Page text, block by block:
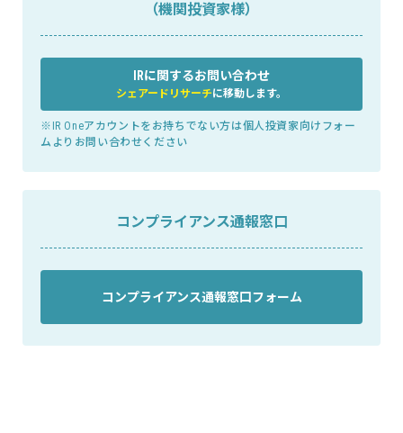
（機関投資家様）
IRに関するお問い合わせ
シェアードリサーチに移動します。
※IR Oneアカウントをお持ちでない方は個人投資家向けフォー
ムよりお問い合わせください
コンプライアンス通報窓口
コンプライアンス通報窓口フォーム